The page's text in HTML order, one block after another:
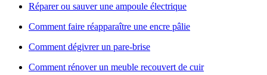
Réparer ou sauver une ampoule électrique
Comment faire réapparaître une encre pâlie
Comment dégivrer un pare-brise
Comment rénover un meuble recouvert de cuir